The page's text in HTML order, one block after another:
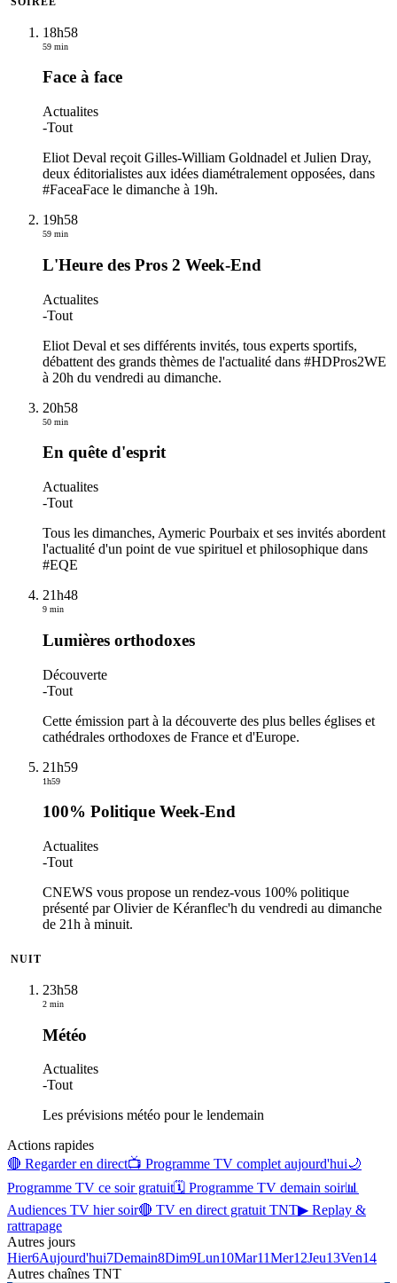
18h58
59 min
Face à face
Actualites
-Tout
Eliot Deval reçoit Gilles-William Goldnadel et Julien Dray,
deux éditorialistes aux idées diamétralement opposées, dans
#FaceaFace le dimanche à 19h.
19h58
59 min
L'Heure des Pros 2 Week-End
Actualites
-Tout
Eliot Deval et ses différents invités, tous experts sportifs,
débattent des grands thèmes de l'actualité dans #HDPros2WE
à 20h du vendredi au dimanche.
20h58
50 min
En quête d'esprit
Actualites
-Tout
Tous les dimanches, Aymeric Pourbaix et ses invités abordent
l'actualité d'un point de vue spirituel et philosophique dans
#EQE
21h48
9 min
Lumières orthodoxes
Découverte
-Tout
Cette émission part à la découverte des plus belles églises et
cathédrales orthodoxes de France et d'Europe.
21h59
1h59
100% Politique Week-End
Actualites
-Tout
CNEWS vous propose un rendez-vous 100% politique
présenté par Olivier de Kéranflec'h du vendredi au dimanche
de 21h à minuit.
NUIT
23h58
2 min
Météo
Actualites
-Tout
Les prévisions météo pour le lendemain
Actions rapides
🔴 Regarder en direct📺 Programme TV complet aujourd'hui🌙
Programme TV ce soir gratuit🗓 Programme TV demain soir📊
Audiences TV hier soir🔴 TV en direct gratuit TNT▶ Replay &
rattrapage
Autres jours
Hier6Aujourd'hui7Demain8Dim9Lun10Mar11Mer12Jeu13Ven14
Autres chaînes TNT